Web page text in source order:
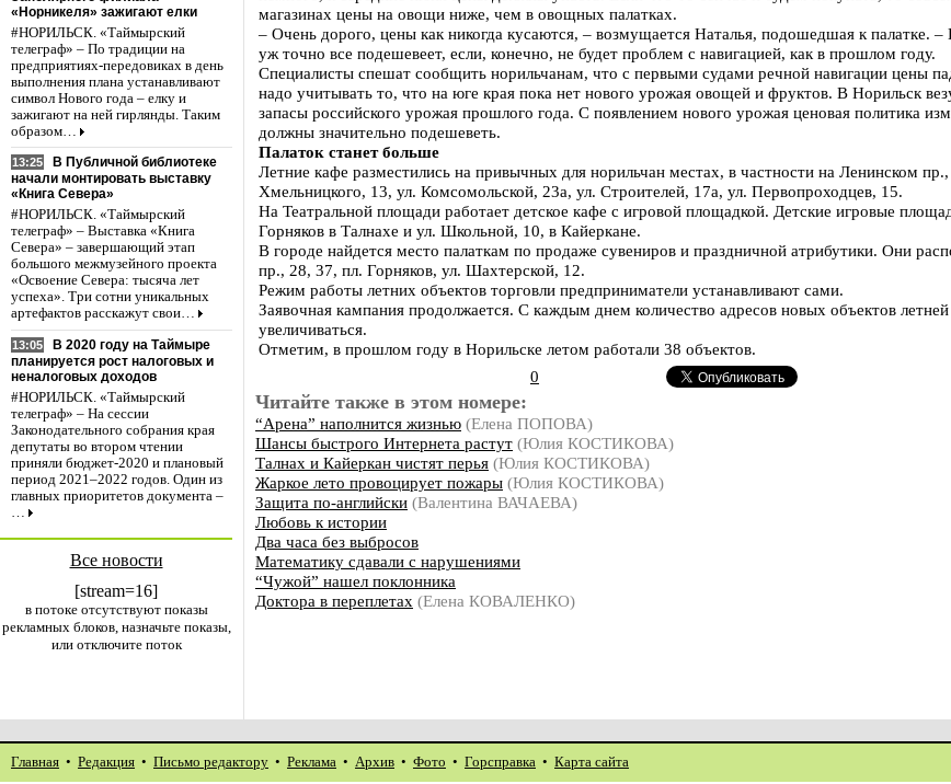
«Норникеля» зажигают елки
#НОРИЛЬСК. «Таймырский
телеграф» – По традиции на
предприятиях-передовиках в день
выполнения плана устанавливают
символ Нового года – елку и
зажигают на ней гирлянды. Таким
образом…
13:25
В Публичной библиотеке
начали монтировать выставку
«Книга Севера»
#НОРИЛЬСК. «Таймырский
телеграф» – Выставка «Книга
Севера» – завершающий этап
большого межмузейного проекта
«Освоение Севера: тысяча лет
успеха». Три сотни уникальных
артефактов расскажут свои…
13:05
В 2020 году на Таймыре
планируется рост налоговых и
неналоговых доходов
#НОРИЛЬСК. «Таймырский
телеграф» – На сессии
Законодательного собрания края
депутаты во втором чтении
приняли бюджет-2020 и плановый
период 2021–2022 годов. Один из
главных приоритетов документа –
…
Все новости
[stream=16]
в потоке отсутствуют показы
рекламных блоков, назначьте показы,
или отключите поток
магазинах цены на овощи ниже, чем в овощных палатках.
– Очень дорого, цены как никогда кусаются, – возмущается Наталья, подошедшая к палатке.
уж точно все подешевеет, если, конечно, не будет проблем с навигацией, как в прошлом году.
Специалисты спешат сообщить норильчанам, что с первыми судами речной навигации цены
надо учитывать то, что на юге края пока нет нового урожая овощей и фруктов. В Норильск
запасы российского урожая прошлого года. С появлением нового урожая ценовая политика
должны значительно подешеветь.
Палаток станет больше
Летние кафе разместились на привычных для норильчан местах, в частности на Ленинском
Хмельницкого, 13, ул. Комсомольской, 23а, ул. Строителей, 17а, ул. Первопроходцев, 15.
На Театральной площади работает детское кафе с игровой площадкой. Детские игровые
Горняков в Талнахе и ул. Школьной, 10, в Кайеркане.
В городе найдется место палаткам по продаже сувениров и праздничной атрибутики. Они
пр., 28, 37, пл. Горняков, ул. Шахтерской, 12.
Режим работы летних объектов торговли предприниматели устанавливают сами.
Заявочная кампания продолжается. С каждым днем количество адресов новых объектов летней
увеличиваться.
Отметим, в прошлом году в Норильске летом работали 38 объектов.
0
Читайте также в этом номере:
“Арена” наполнится жизнью (Елена ПОПОВА)
Шансы быстрого Интернета растут (Юлия КОСТИКОВА)
Талнах и Кайеркан чистят перья (Юлия КОСТИКОВА)
Жаркое лето провоцирует пожары (Юлия КОСТИКОВА)
Защита по-английски (Валентина ВАЧАЕВА)
Любовь к истории
Два часа без выбросов
Математику сдавали с нарушениями
“Чужой” нашел поклонника
Доктора в переплетах (Елена КОВАЛЕНКО)
Главная • Редакция • Письмо редактору • Реклама • Архив • Фото • Горсправка • Карта сайта